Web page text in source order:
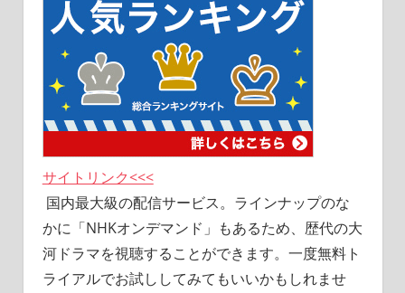
サイトリンク<<<
国内最大級の配信サービス。ラインナップのな
かに「NHKオンデマンド」もあるため、歴代の大
河ドラマを視聴することができます。一度無料ト
ライアルでお試ししてみてもいいかもしれませ